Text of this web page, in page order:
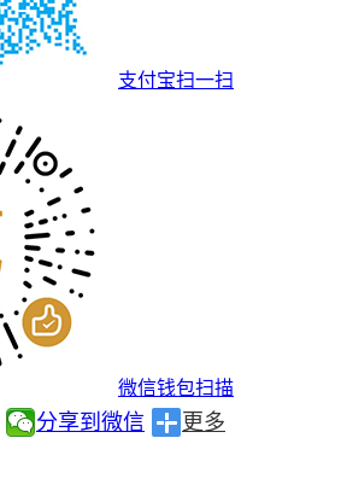
支付宝扫一扫
微信钱包扫描
分享到微信 更多